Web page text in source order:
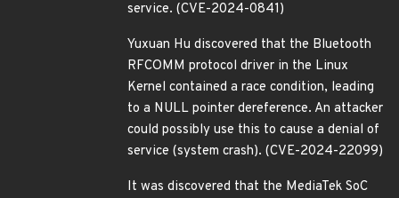
service. (CVE-2024-0841)
Yuxuan Hu discovered that the Bluetooth
RFCOMM protocol driver in the Linux
Kernel contained a race condition, leading
to a NULL pointer dereference. An attacker
could possibly use this to cause a denial of
service (system crash). (CVE-2024-22099)
It was discovered that the MediaTek SoC